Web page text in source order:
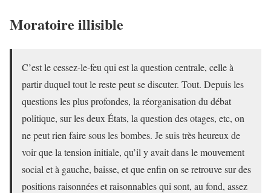
Moratoire illisible
C’est le cessez-le-feu qui est la question centrale, celle à
partir duquel tout le reste peut se discuter. Tout. Depuis les
questions les plus profondes, la réorganisation du débat
politique, sur les deux États, la question des otages, etc, on
ne peut rien faire sous les bombes. Je suis très heureux de
voir que la tension initiale, qu’il y avait dans le mouvement
social et à gauche, baisse, et que enfin on se retrouve sur des
positions raisonnées et raisonnables qui sont, au fond, assez